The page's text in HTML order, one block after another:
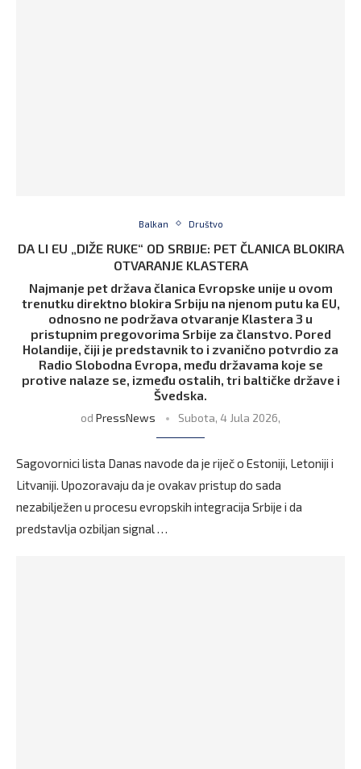
Balkan Društvo
DA LI EU „DIŽE RUKE“ OD SRBIJE: PET ČLANICA BLOKIRA
OTVARANJE KLASTERA
Najmanje pet država članica Evropske unije u ovom
trenutku direktno blokira Srbiju na njenom putu ka EU,
odnosno ne podržava otvaranje Klastera 3 u
pristupnim pregovorima Srbije za članstvo. Pored
Holandije, čiji je predstavnik to i zvanično potvrdio za
Radio Slobodna Evropa, među državama koje se
protive nalaze se, između ostalih, tri baltičke države i
Švedska.
od PressNews Subota, 4 Jula 2026,
Sagovornici lista Danas navode da je riječ o Estoniji, Letoniji i
Litvaniji. Upozoravaju da je ovakav pristup do sada
nezabilježen u procesu evropskih integracija Srbije i da
predstavlja ozbiljan signal …